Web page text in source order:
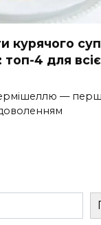
курячого
4 для
—